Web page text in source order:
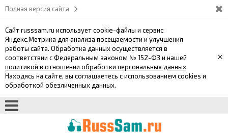
Полная версия сайта
Сайт russsam.ru использует cookie-файлы и сервис
Яндекс.Метрика для анализа посещаемости и улучшения
работы сайта. Обработка данных осуществляется в
соответствии с Федеральным законом № 152-ФЗ и нашей
политикой в отношении обработки персональных данных.
Находясь на сайте, вы соглашаетесь с использованием cookies и
обработкой обезличенных данных.
×